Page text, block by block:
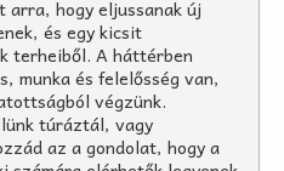
hogy eljussanak új
és egy kicsit
terheiből. A háttérben
munka és felelősség van,
végzünk.
túráztál, vagy
az a gondolat, hogy a